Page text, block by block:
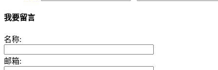
我要留言
名称:
邮箱: